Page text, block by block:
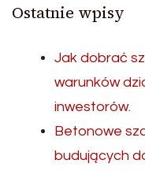
Ostatnie wpisy
Jak dobrać
warunków
inwestorów.
Betonowe
budujących